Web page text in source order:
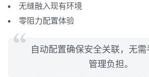
无缝融入现有环境
零阻力配置体验
自动配置确保安全关联，无
管理负担。